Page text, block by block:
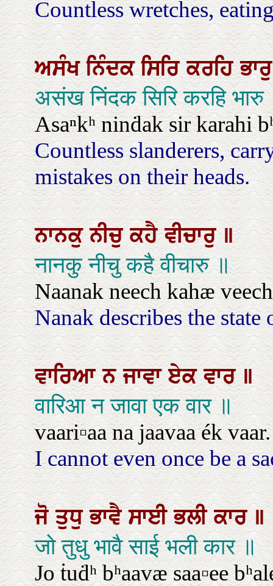
Countless wretches,
ਅਸੰਖਨਿੰਦਕਸਿਰਿਕਰਹਿ
असंख निंदक सिरि करहि भारु
Asaⁿkʰ ninḋak sir karahi
Countless slanderers,
mistakes on their heads.
ਨਾਨਕੁਨੀਚੁਕਹੈਵੀਚਾਰੁ॥
नानकु नीचु कहै वीचारु ॥
Naanak neech kahæ
Nanak describes the
ਵਾਰਿਆਨਜਾਵਾਏਕਵਾਰ॥
वारिआ न जावा एक वार ॥
vaari▫aa na jaavaa ék vaar.
I cannot even once be a
ਜੋਤੁਧੁਭਾਵੈਸਾਈਭਲੀਕਾਰ॥
जो तुधु भावै साई भली कार ॥
Jo ṫuḋʰ bʰaavæ saa▫ee